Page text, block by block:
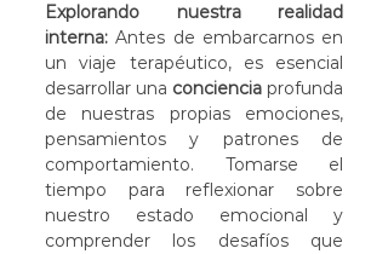
Explorando nuestra realidad
interna: Antes de embarcarnos en
un viaje terapéutico, es esencial
desarrollar una conciencia profunda
de nuestras propias emociones,
pensamientos y patrones de
comportamiento. Tomarse el
tiempo para reflexionar sobre
nuestro estado emocional y
comprender los desafíos que